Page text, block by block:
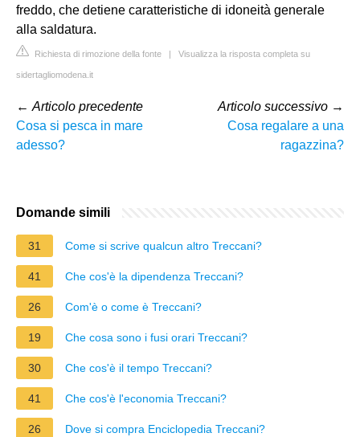
freddo, che detiene caratteristiche di idoneità generale
alla saldatura.
Richiesta di rimozione della fonte | Visualizza la risposta completa su
sidertagliomodena.it
← Articolo precedente
Cosa si pesca in mare
adesso?
Articolo successivo →
Cosa regalare a una
ragazzina?
Domande simili
31 Come si scrive qualcun altro Treccani?
41 Che cos'è la dipendenza Treccani?
26 Com'è o come è Treccani?
19 Che cosa sono i fusi orari Treccani?
30 Che cos'è il tempo Treccani?
41 Che cos'è l'economia Treccani?
26 Dove si compra Enciclopedia Treccani?